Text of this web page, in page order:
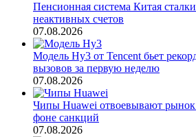
Пенсионная система Китая
неактивных счетов
07.08.2026
Модель Hy3 от Tencent бьет
вызовов за первую неделю
07.08.2026
Чипы Huawei отвоевывают
фоне санкций
07.08.2026